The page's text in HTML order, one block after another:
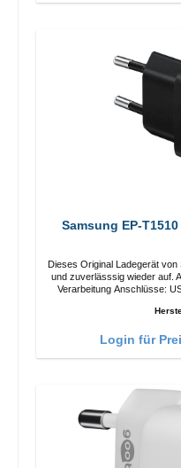
Samsung EP-
Dieses Original Ladegerät von
und zuverlässsig wieder auf. Adapter Original Samsung
Verarbeitung
Login für